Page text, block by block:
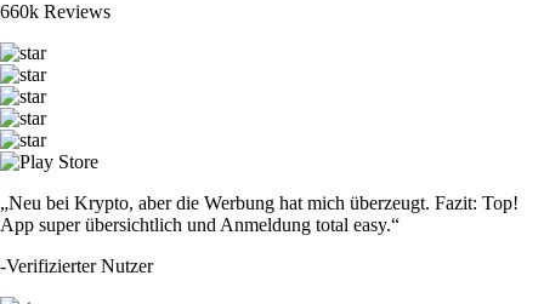
660k Reviews
„Neu bei Krypto, aber die Werbung hat mich überzeugt. Fazit: Top!
App super übersichtlich und Anmeldung total easy.“
-Verifizierter Nutzer